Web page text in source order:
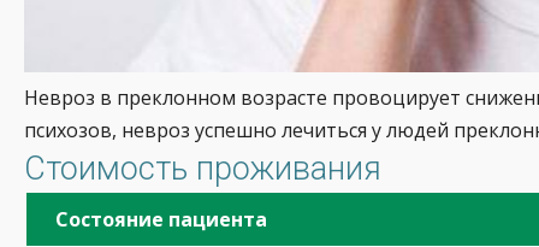
Невроз в преклонном возрасте провоцирует
психозов, невроз успешно лечиться у людей
Стоимость проживания
Состояние пациента